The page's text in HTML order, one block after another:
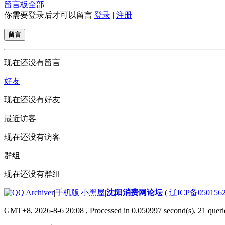
留言板全部
你需要登录后才可以留言 登录 | 注册
留言
现在还没有留言
好友
现在还没有好友
最近访客
现在还没有访客
群组
现在还没有群组
|Archiver|手机版|小黑屋|沈阳消费网论坛( 辽ICP备
GMT+8, 2026-8-6 20:08 , Processed in 0.050997 second(s), 21